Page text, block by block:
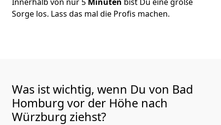
Sorge los. Lass das mal die Profis machen.
Was ist wichtig, wenn Du von Bad
Homburg vor der Höhe nach
Würzburg ziehst?